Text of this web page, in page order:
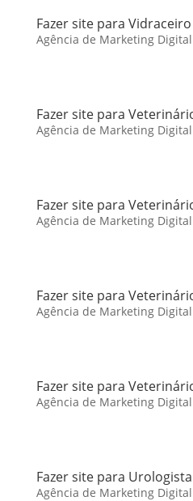
Fazer site para
Agência de Marketing
Fazer site para
Agência de Marketing
Fazer site para
Agência de Marketing
Fazer site para
Agência de Marketing
Fazer site para
Agência de Marketing
Fazer site para
Agência de Marketing